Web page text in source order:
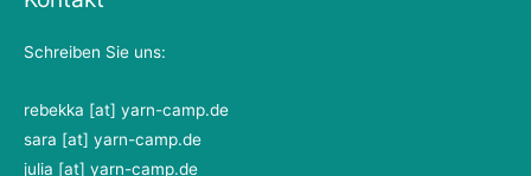
Schreiben Sie uns:
rebekka [at] yarn-camp.de
sara [at] yarn-camp.de
julia [at] yarn-camp.de